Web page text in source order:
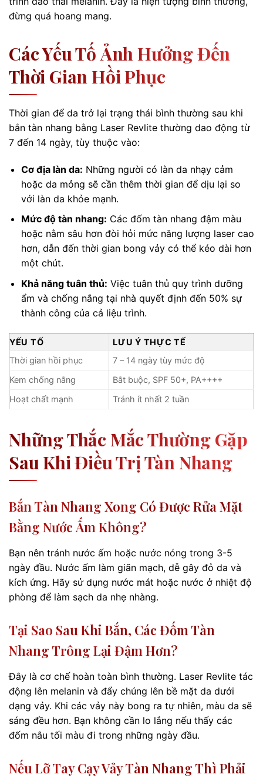
đừng quá hoang mang.
Các Yếu Tố Ảnh Hưởng Đến
Thời Gian Hồi Phục
Thời gian để da trở lại trạng thái bình thường sau khi
bắn tàn nhang bằng Laser Revlite thường dao động từ
7 đến 14 ngày, tùy thuộc vào:
Cơ địa làn da: Những người có làn da nhạy cảm
hoặc da mỏng sẽ cần thêm thời gian để dịu lại so
với làn da khỏe mạnh.
Mức độ tàn nhang: Các đốm tàn nhang đậm màu
hoặc nằm sâu hơn đòi hỏi mức năng lượng laser cao
hơn, dẫn đến thời gian bong vảy có thể kéo dài hơn
một chút.
Khả năng tuân thủ: Việc tuân thủ quy trình dưỡng
ẩm và chống nắng tại nhà quyết định đến 50% sự
thành công của cả liệu trình.
YẾU TỐ
LƯU Ý THỰC TẾ
Thời gian hồi phục
7 – 14 ngày tùy mức độ
Kem chống nắng
Bắt buộc, SPF 50+, PA++++
Hoạt chất mạnh
Tránh ít nhất 2 tuần
Những Thắc Mắc Thường Gặp
Sau Khi Điều Trị Tàn Nhang
Bắn Tàn Nhang Xong Có Được Rửa Mặt
Bằng Nước Ấm Không?
Bạn nên tránh nước ấm hoặc nước nóng trong 3-5
ngày đầu. Nước ấm làm giãn mạch, dễ gây đỏ da và
kích ứng. Hãy sử dụng nước mát hoặc nước ở nhiệt độ
phòng để làm sạch da nhẹ nhàng.
Tại Sao Sau Khi Bắn, Các Đốm Tàn
Nhang Trông Lại Đậm Hơn?
Đây là cơ chế hoàn toàn bình thường. Laser Revlite tác
động lên melanin và đẩy chúng lên bề mặt da dưới
dạng vảy. Khi các vảy này bong ra tự nhiên, màu da sẽ
sáng đều hơn. Bạn không cần lo lắng nếu thấy các
đốm nâu tối màu đi trong những ngày đầu.
Nếu Lỡ Tay Cạy Vảy Tàn Nhang Thì Phải